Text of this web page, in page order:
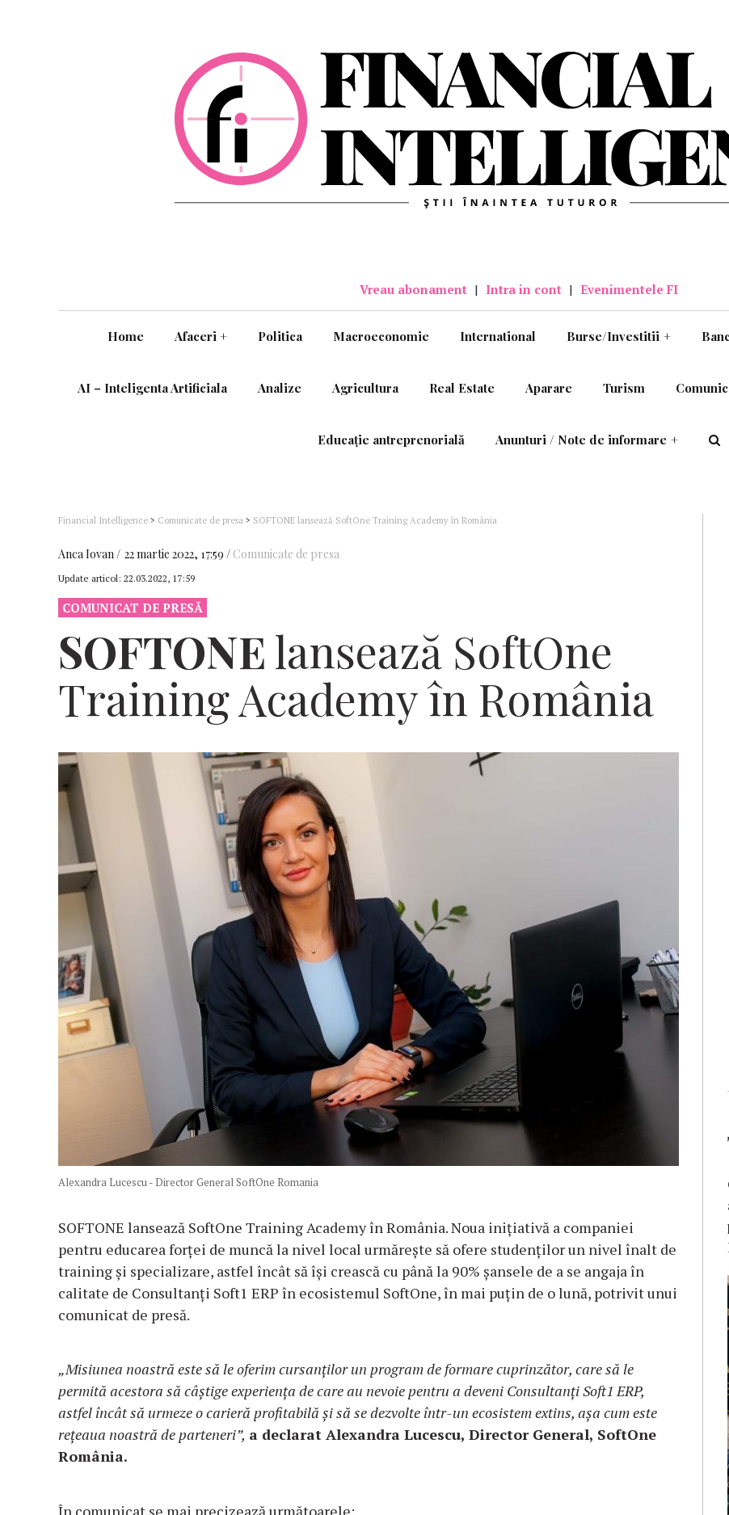
Vreau abonament | Intra in cont | Evenimentele FI
Home Afaceri + Politica Macroeconomie International Burse/Investitii +
AI – Inteligenta Artificiala Analize Agricultura Real Estate Aparare Turism
Educație antreprenorială Anunturi / Note de informare +
Financial Intelligence > Comunicate de presa > SOFTONE lansează SoftOne Training Academy în România
Anca Iovan 22 martie 2022, 17:59 Comunicate de presa
Update articol: 22.03.2022, 17:59
COMUNICAT DE PRESĂ
SOFTONElansează SoftOne
Training Academy în România
Alexandra Lucescu - Director General SoftOne Romania
SOFTONE lansează SoftOne Training Academy în România. Noua inițiativă a companiei
pentru educarea forței de muncă la nivel local urmărește să ofere studenților un nivel înalt de
training și specializare, astfel încât să își crească cu până la 90% șansele de a se angaja în
calitate de Consultanți Soft1 ERP în ecosistemul SoftOne, în mai puțin de o lună, potrivit unui
comunicat de presă.
„Misiunea noastră este să le oferim cursanților un program de formare cuprinzător, care să le
permită acestora să câștige experiența de care au nevoie pentru a deveni Consultanți Soft1 ERP,
astfel încât să urmeze o carieră profitabilă și să se dezvolte într-un ecosistem extins, așa cum este
rețeaua noastră de parteneri”, a declarat Alexandra Lucescu, Director General, SoftOne
România.